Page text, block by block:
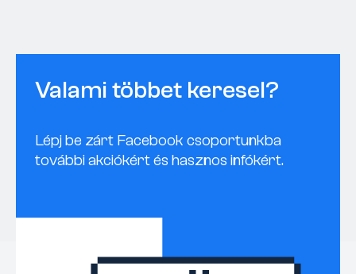
Valami többet keresel?
Lépj be zárt Facebook csoportunkba
további akciókért és hasznos infókért.